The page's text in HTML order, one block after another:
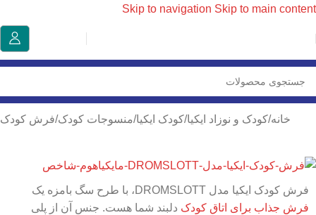
Skip to navigation Skip to main content
خانه/کودک و نوزاد ایکیا/کودک ایکیا/منسوجات کودک/فرش کودک
فرش کودک ایکیا مدل DROMSLOTT، با طرح سگ بامزه یک
فرش جذاب برای اتاق کودک دلبند شما هست. جنس آن از پلی